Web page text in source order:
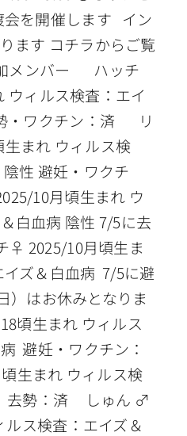
会を開催します イン
ます コチラからご覧
メンバー ハッチ
ィルス検査：エイ
・ワクチン：済 リ
まれ ウィルス検
性 避妊・ワクチ
10月頃生まれ ウ
白血病 陰性 7/5に去
2025/10月頃生ま
ズ＆白血病 7/5に避
はお休みとなりま
頃生まれ ウィルス
避妊・ワクチン：
まれ ウィルス検
去勢：済 しゅん ♂
ス検査：エイズ＆